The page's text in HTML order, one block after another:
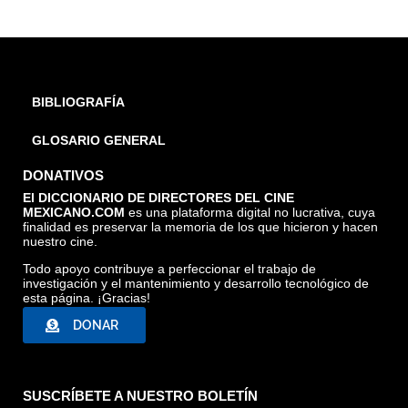
BIBLIOGRAFÍA
GLOSARIO GENERAL
DONATIVOS
El DICCIONARIO DE DIRECTORES DEL CINE
MEXICANO.COM es una plataforma digital no lucrativa, cuya
finalidad es preservar la memoria de los que hicieron y hacen
nuestro cine.
Todo apoyo contribuye a perfeccionar el trabajo de
investigación y el mantenimiento y desarrollo tecnológico de
esta página. ¡Gracias!
DONAR
SUSCRÍBETE A NUESTRO BOLETÍN